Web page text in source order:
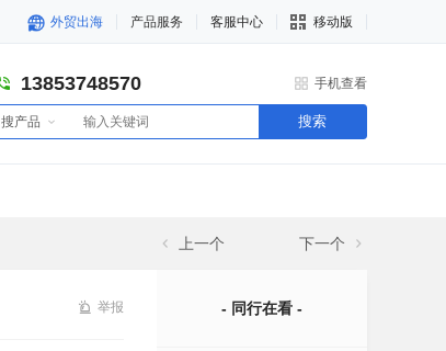
外贸出海 产品服务 客服中心 移动版
13853748570 手机查看
搜产品 搜索
上一个 下一个
举报 - 同行在看 -